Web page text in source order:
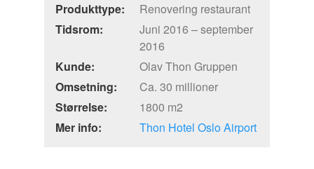
Produkttype:
Renovering restaurant
Tidsrom:
Juni 2016 – september
2016
Kunde:
Olav Thon Gruppen
Omsetning:
Ca. 30 millioner
Størrelse:
1800 m2
Mer info:
Thon Hotel Oslo Airport